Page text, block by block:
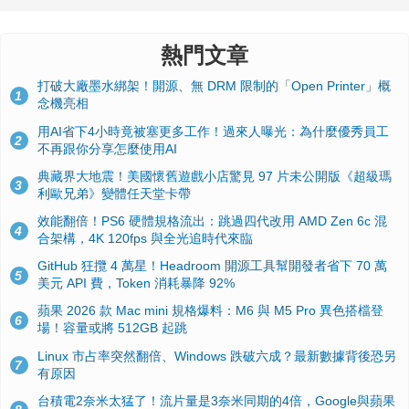
熱門文章
1
打破大廠墨水綁架！開源、無 DRM 限制的「Open Printer」概
念機亮相
2
用AI省下4小時竟被塞更多工作！過來人曝光：為什麼優秀員工
不再跟你分享怎麼使用AI
3
典藏界大地震！美國懷舊遊戲小店驚見 97 片未公開版《超級瑪
利歐兄弟》變體任天堂卡帶
4
效能翻倍！PS6 硬體規格流出：跳過四代改用 AMD Zen 6c 混
合架構，4K 120fps 與全光追時代來臨
5
GitHub 狂攬 4 萬星！Headroom 開源工具幫開發者省下 70 萬
美元 API 費，Token 消耗暴降 92%
6
蘋果 2026 款 Mac mini 規格爆料：M6 與 M5 Pro 異色搭檔登
場！容量或將 512GB 起跳
7
Linux 市占率突然翻倍、Windows 跌破六成？最新數據背後恐另
有原因
台積電2奈米太猛了！流片量是3奈米同期的4倍，Google與蘋果